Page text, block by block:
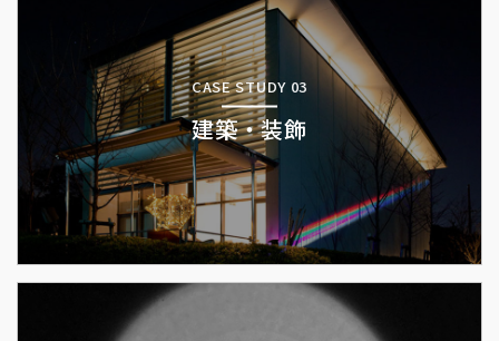
CASE STUDY 03
建築・装飾